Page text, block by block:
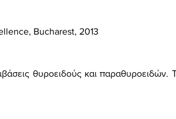
Bucharest, 2013
θυροειδούς και παραθυροειδών.